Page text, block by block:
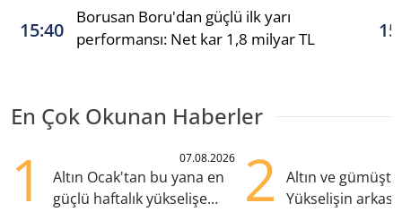
15:40
Borusan Boru'dan güçlü ilk yarı
performansı: Net kar 1,8 milyar TL
En Çok Okunan Haberler
1 07.08.2026
Altın Ocak'tan bu yana en
güçlü haftalık yükselişe
2
Altın ve
Yükselişin